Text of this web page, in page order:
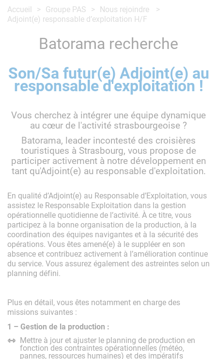
Accueil Groupe PAS
Nous rejoindre
Adjoint(e) responsable d’exploitation H/F
Batorama recherche
Son/Sa futur(e) Adjoint(e) au
responsable d'exploitation !
Vous cherchez à intégrer une équipe dynamique
au cœur de l'activité strasbourgeoise ?
Batorama, leader incontesté des croisières
touristiques à Strasbourg, vous propose de
participer activement à notre développement en
tant qu'Adjoint(e) au responsable d'exploitation.
En qualité d’Adjoint(e) au Responsable d’Exploitation, vous
assistez le Responsable Exploitation dans la gestion
opérationnelle quotidienne de l’activité. À ce titre, vous
participez à la bonne organisation de la production, à la
coordination des équipes navigantes et à la sécurité des
opérations. Vous êtes amené(e) à le suppléer en son
absence et contribuez activement à l’amélioration continue
du service. Vous assurez également des astreintes selon un
planning défini.
Plus en détail, vous êtes notamment en charge des
missions suivantes :
1 – Gestion de la production :
Mettre à jour et ajuster le planning de production en
fonction des contraintes opérationnelles (météo,
pannes, ressources humaines) et des impératifs